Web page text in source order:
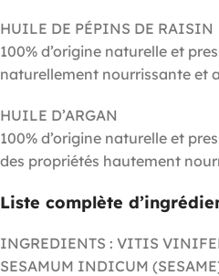
HUILE DE PÉPINS DE RAISIN
100% d’origine naturelle et
naturellement nourrissante et
HUILE D’ARGAN
100% d’origine naturelle et
des propriétés hautement
Liste complète
INGREDIENTS : VITIS
SESAMUM INDICUM